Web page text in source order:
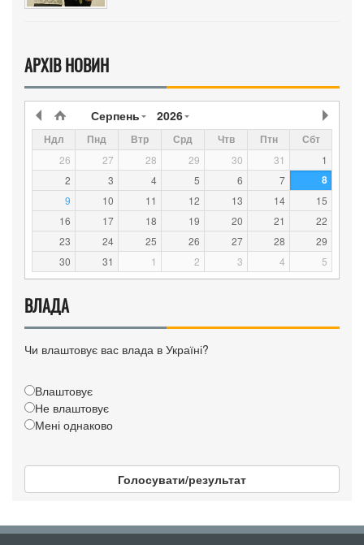
АРХІВ НОВИН
Серпень 2026
Ндл Пнд Втр Срд Чтв Птн Сбт
26 27 28 29 30 31
1
2
3 4 5 6 7 8
9 10 11 12 13 14
15
16
17 18 19 20 21
22
23
24 25 26 27 28
29
30
31 1 2 3 4 5
ВЛАДА
Чи влаштовує вас влада в Україні?
Влаштовує
Не влаштовує
Мені однаково
Голосувати/результат